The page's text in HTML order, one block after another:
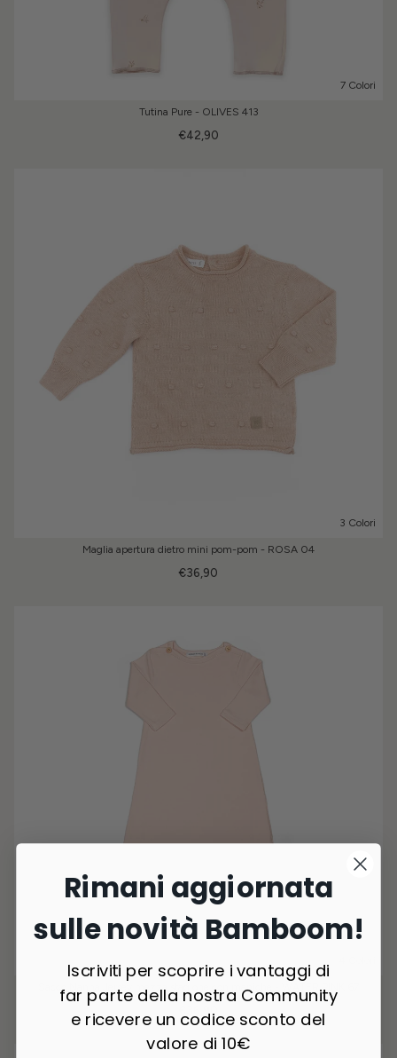
7 Colori
Tutina Pure - OLIVES 413
€42,90
3 Colori
Maglia apertura dietro mini pom-pom - ROSA 04
€36,90
Sacco Nanna Jersey mezza stagione con maniche - WATER PINK 67
€36,90
Rimani aggiornata
sulle novità Bamboom!
Iscriviti per scoprire i vantaggi di
far parte della nostra Community
e ricevere un codice sconto del
valore di 10€